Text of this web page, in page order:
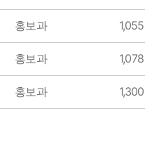
홍보과 1,055
홍보과 1,078
홍보과 1,300